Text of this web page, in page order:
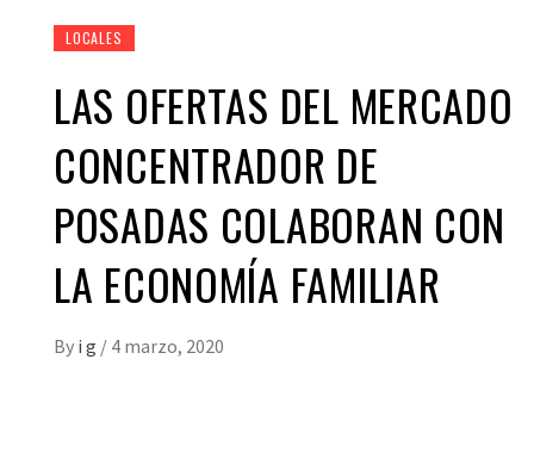
LOCALES
LAS OFERTAS DEL MERCADO
CONCENTRADOR DE
POSADAS COLABORAN CON
LA ECONOMÍA FAMILIAR
By i g / 4 marzo, 2020